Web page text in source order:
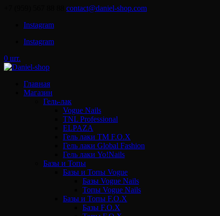
contact@daniel-shop.com
Instagram
Instagram
0 шт.
Главная
Магазин
Гель-лак
Vogue Nails
TNL Professional
ELPAZA
Гель лаки ТМ F.O.X
Гель лаки Global Fashion
Гель лаки Yo!Nails
Базы и Топы
Базы и Топы Vogue
Базы Vogue Nails
Топы Vogue Nails
Базы и Топы F.O.X
Базы F.O.X